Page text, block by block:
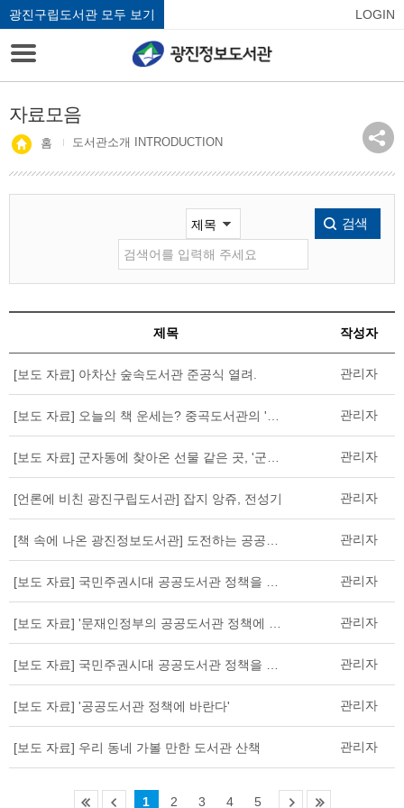
광진구립도서관 모두 보기 LOGIN
자료모음
홈 도서관소개 INTRODUCTION
검색
제목 작성자
[보도 자료] 아차산 숲속도서관 준공식 열려. 관리자
[보도 자료] 오늘의 책 운세는? 중곡도서관의 '무엇이든 뽑아보살' 관리자
[보도 자료] 군자동에 찾아온 선물 같은 곳, '군자동 도서관' 관리자
[언론에 비친 광진구립도서관] 잡지 앙쥬, 전성기 관리자
[책 속에 나온 광진정보도서관] 도전하는 공공도서관 관리자
[보도 자료] 국민주권시대 공공도서관 정책을 말하다 관리자
[보도 자료] '문재인정부의 공공도서관 정책에 바란다' 토론회 열려 관리자
[보도 자료] 국민주권시대 공공도서관 정책을 말하다 관리자
[보도 자료] '공공도서관 정책에 바란다' 관리자
[보도 자료] 우리 동네 가볼 만한 도서관 산책 관리자
1 2 3 4 5